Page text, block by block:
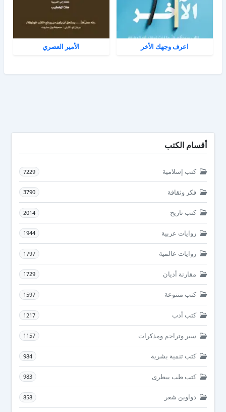
اعرف وجهك الأخر الأمير العصري
أقسام الكتب
كتب إسلامية 7229
فكر وثقافة 3790
كتب تاريخ 2014
روايات عربية 1944
روايات عالمية 1797
مقارنة أديان 1729
كتب متنوعة 1597
كتب أدب 1217
سير وتراجم ومذكرات 1157
كتب تنمية بشرية 984
كتب طب بيطرى 983
دواوين شعر 858